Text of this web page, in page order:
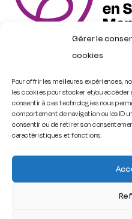
Gérer le
cookies
Pour offrir les meilleures expériences,
les cookies pour stocker et/ou accéder
consentir à ces technologies nous
comportement de navigation ou les ID
consentir ou de retirer son
caractéristiques et fonctions.
Trouver une formation
Contact